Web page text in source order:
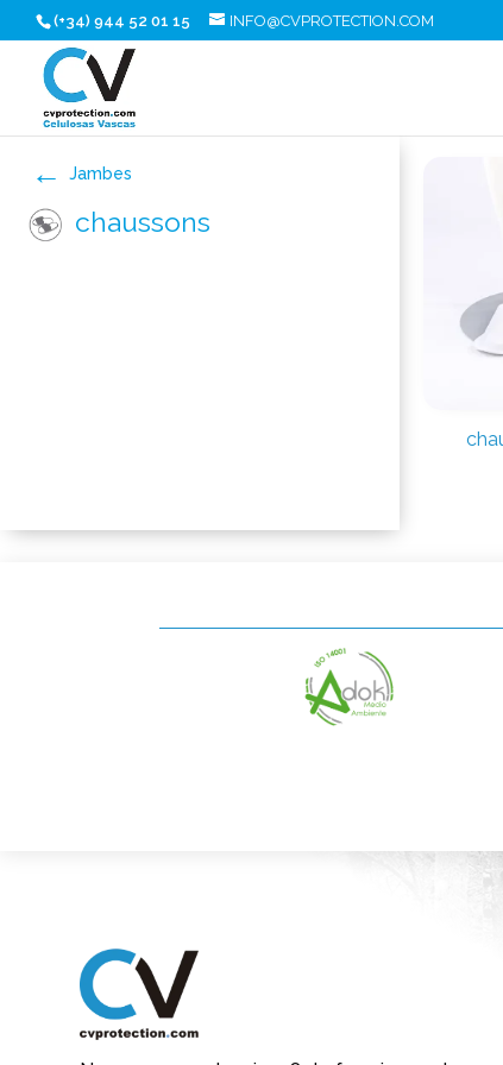
(+34) 944 52 01 15 INFO@CVPROTECTION.COM
Jambes
chaussons